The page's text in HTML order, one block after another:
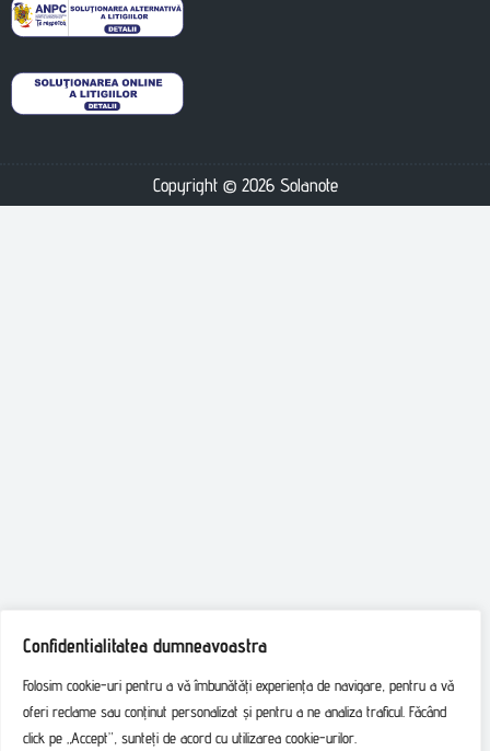
Confidentialitatea dumneavoastra
Folosim cookie-uri pentru a vă îmbunătăți experiența de navigare, pentru a vă
oferi reclame sau conținut personalizat și pentru a ne analiza traficul. Făcând
click pe „Accept”, sunteți de acord cu utilizarea cookie-urilor.
Copyright © 2026 Solanote